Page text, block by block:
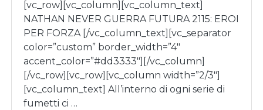
[vc_row][vc_column][vc_column_text]
NATHAN NEVER GUERRA FUTURA 2115: EROI
PER FORZA [/vc_column_text][vc_separator
color=”custom” border_width=”4″
accent_color=”#dd3333″][/vc_column]
[/vc_row][vc_row][vc_column width=”2/3″]
[vc_column_text] All’interno di ogni serie di
fumetti ci …